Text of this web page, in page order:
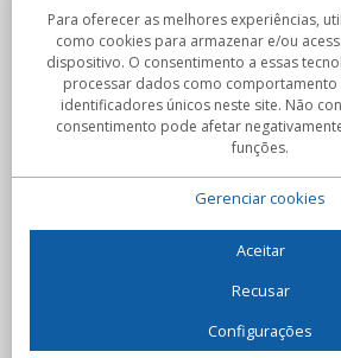
Sobre nosotros
Compromissos
Compras
C/Flassaders, 13, Nave 6, 08130 Santa
Para oferecer as melhores experiências,
como cookies para armazenar e/ou
dispositivo. O consentimento a essas
processar dados como comportamento
identificadores únicos neste site. Não
consentimento pode afetar
funções.
Gerenciar cookies
Aceitar
Recusar
Configurações